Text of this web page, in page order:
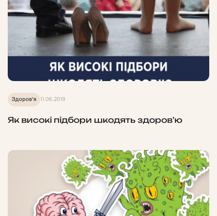
Здоров'я 11.06.2019
Як високі підбори шкодять здоров’ю